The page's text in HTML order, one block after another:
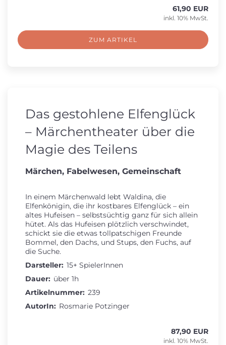
61,90 EUR
inkl. 10% MwSt.
ZUM ARTIKEL
Das gestohlene Elfenglück
– Märchentheater über die
Magie des Teilens
Märchen, Fabelwesen, Gemeinschaft
In einem Märchenwald lebt Waldina, die
Elfenkönigin, die ihr kostbares Elfenglück – ein
altes Hufeisen – selbstsüchtig ganz für sich allein
hütet. Als das Hufeisen plötzlich verschwindet,
schickt sie die etwas tollpatschigen Freunde
Bommel, den Dachs, und Stups, den Fuchs, auf
die Suche.
Darsteller: 15+ SpielerInnen
Dauer: über 1h
Artikelnummer: 239
AutorIn: Rosmarie Potzinger
87,90 EUR
inkl. 10% MwSt.